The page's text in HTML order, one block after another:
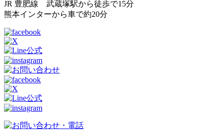
JR 豊肥線 武蔵塚駅から徒歩で15分
熊本インターから車で約20分